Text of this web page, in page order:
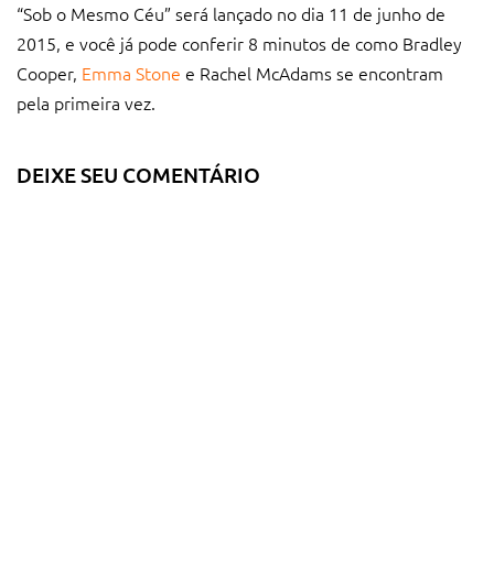
“Sob o Mesmo Céu” será lançado no dia 11 de junho de
2015, e você já pode conferir 8 minutos de como Bradley
Cooper, Emma Stone e Rachel McAdams se encontram
pela primeira vez.
DEIXE SEU COMENTÁRIO